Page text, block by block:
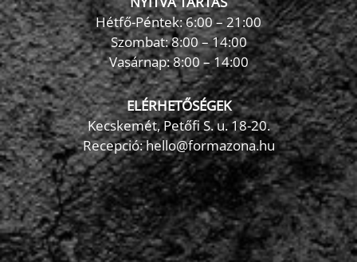
Hétfő-Péntek: 6:00 – 21:00
Szombat: 8:00 – 14:00
Vasárnap: 8:00 – 14:00
ELÉRHETŐSÉGEK
Kecskemét, Petőfi S. u. 18-20.
Recepció: hello@formazona.hu